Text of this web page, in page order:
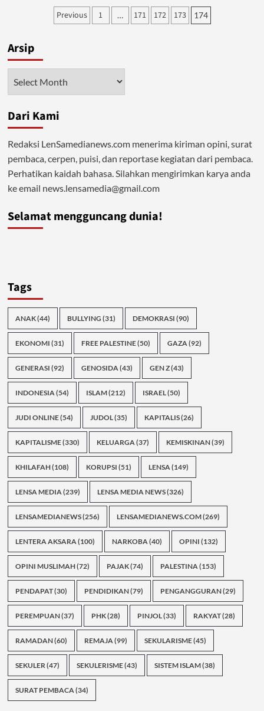
Hari
Ibu
Maju?
Posts
Previous 1 … 171 172 173 174
Arsip
Dari Kami
Redaksi LenSamedianews.com menerima kiriman opini, surat
pembaca, cerpen, puisi, dan reportase kegiatan dari pembaca.
Perhatikan kaidah bahasa. Silahkan mengirimkan karya anda
ke email news.lensamedia@gmail.com
Selamat mengguncang dunia!
Tags
ANAK(44) BULLYING (31) DEMOKRASI (90)
EKONOMI (31) FREE PALESTINE(50) GAZA(92)
GENERASI (92) GENOSIDA(43) GEN Z(43)
INDONESIA(54) ISLAM(212) ISRAEL(50)
JUDI ONLINE(54) JUDOL(35) KAPITALIS(26)
KAPITALISME(330) KELUARGA(37) KEMISKINAN(39)
KHILAFAH(108) KORUPSI (51) LENSA(149)
LENSA MEDIA(239) LENSA MEDIA NEWS(326)
LENSAMEDIANEWS(256) LENSAMEDIANEWS.COM(269)
LENTERA AKSARA(100) NARKOBA(40) OPINI (132)
OPINI MUSLIMAH(72) PAJAK(74) PALESTINA(153)
PENDAPAT(30) PENDIDIKAN(79) PENGANGGURAN(29)
PEREMPUAN(37) PHK(28) PINJOL(33) RAKYAT(28)
RAMADAN(60) REMAJA(99) SEKULARISME(45)
SEKULER(47) SEKULERISME(43) SISTEM ISLAM(38)
SURAT PEMBACA(34)